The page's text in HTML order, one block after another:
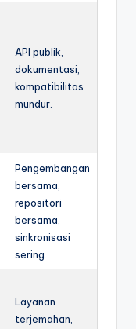
API publik,
dokumentasi,
kompatibilitas
mundur.
Pengembangan
bersama,
repositori
bersama,
sinkronisasi
sering.
Layanan
terjemahan,